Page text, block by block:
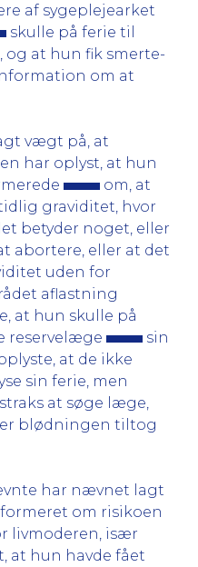
af sygeplejearket
skulle på ferie til
og at hun fik smerte-
om at
vægt på, at
har oplyst, at hun
om, at
graviditet, hvor
betyder noget, eller
abortere, eller at det
uden for
aflastning
at hun skulle på
reservelæge
sin
at de ikke
sin ferie, men
at søge læge,
blødningen tiltog
har nævnet lagt
om risikoen
livmoderen, især
at hun havde fået